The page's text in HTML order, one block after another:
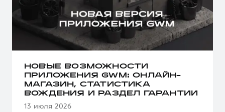
НОВЫЕ ВОЗМОЖНОСТИ
ПРИЛОЖЕНИЯ GWM: ОНЛАЙН-
МАГАЗИН, СТАТИСТИКА
ВОЖДЕНИЯ И РАЗДЕЛ ГАРАНТИИ
13 июля 2026